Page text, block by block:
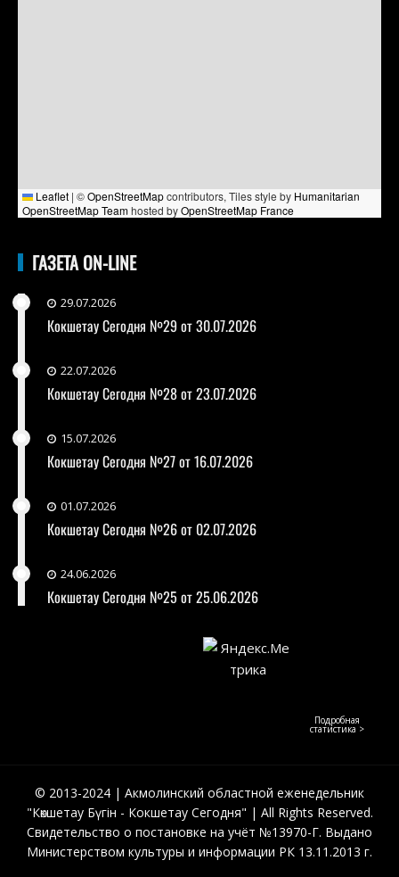
Leaflet | ©OpenStreetMapcontributors, Tiles style by Humanitarian
OpenStreetMap Teamhosted byOpenStreetMap France
ГАЗЕТА ON-LINE
29.07.2026
Кокшетау Сегодня №29 от 30.07.2026
22.07.2026
Кокшетау Сегодня №28 от 23.07.2026
15.07.2026
Кокшетау Сегодня №27 от 16.07.2026
01.07.2026
Кокшетау Сегодня №26 от 02.07.2026
24.06.2026
Кокшетау Сегодня №25 от 25.06.2026
Подробная
статистика >
© 2013-2024 | Акмолинский областной еженедельник
"Көкшетау Бүгін - Кокшетау Сегодня" | All Rights Reserved.
Свидетельство о постановке на учёт №13970-Г. Выдано
Министерством культуры и информации РК 13.11.2013 г.